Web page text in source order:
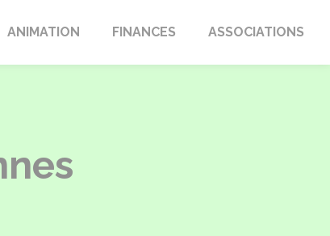
ANIMATION FINANCES ASSOCIATIONS